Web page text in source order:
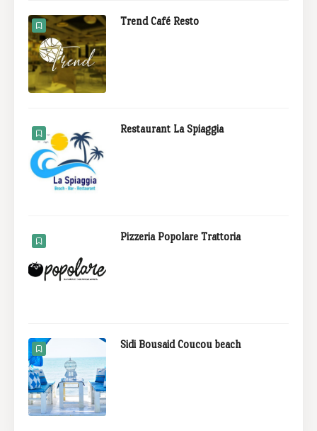
Trend Café Resto
Restaurant La Spiaggia
Pizzeria Popolare Trattoria
Sidi Bousaid Coucou beach